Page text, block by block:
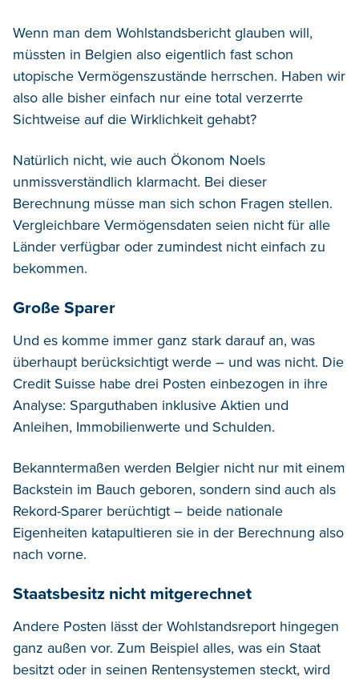
Wenn man dem Wohlstandsbericht glauben will,
müssten in Belgien also eigentlich fast schon
utopische Vermögenszustände herrschen. Haben wir
also alle bisher einfach nur eine total verzerrte
Sichtweise auf die Wirklichkeit gehabt?
Natürlich nicht, wie auch Ökonom Noels
unmissverständlich klarmacht. Bei dieser
Berechnung müsse man sich schon Fragen stellen.
Vergleichbare Vermögensdaten seien nicht für alle
Länder verfügbar oder zumindest nicht einfach zu
bekommen.
Große Sparer
Und es komme immer ganz stark darauf an, was
überhaupt berücksichtigt werde – und was nicht. Die
Credit Suisse habe drei Posten einbezogen in ihre
Analyse: Sparguthaben inklusive Aktien und
Anleihen, Immobilienwerte und Schulden.
Bekanntermaßen werden Belgier nicht nur mit einem
Backstein im Bauch geboren, sondern sind auch als
Rekord-Sparer berüchtigt – beide nationale
Eigenheiten katapultieren sie in der Berechnung also
nach vorne.
Staatsbesitz nicht mitgerechnet
Andere Posten lässt der Wohlstandsreport hingegen
ganz außen vor. Zum Beispiel alles, was ein Staat
besitzt oder in seinen Rentensystemen steckt, wird